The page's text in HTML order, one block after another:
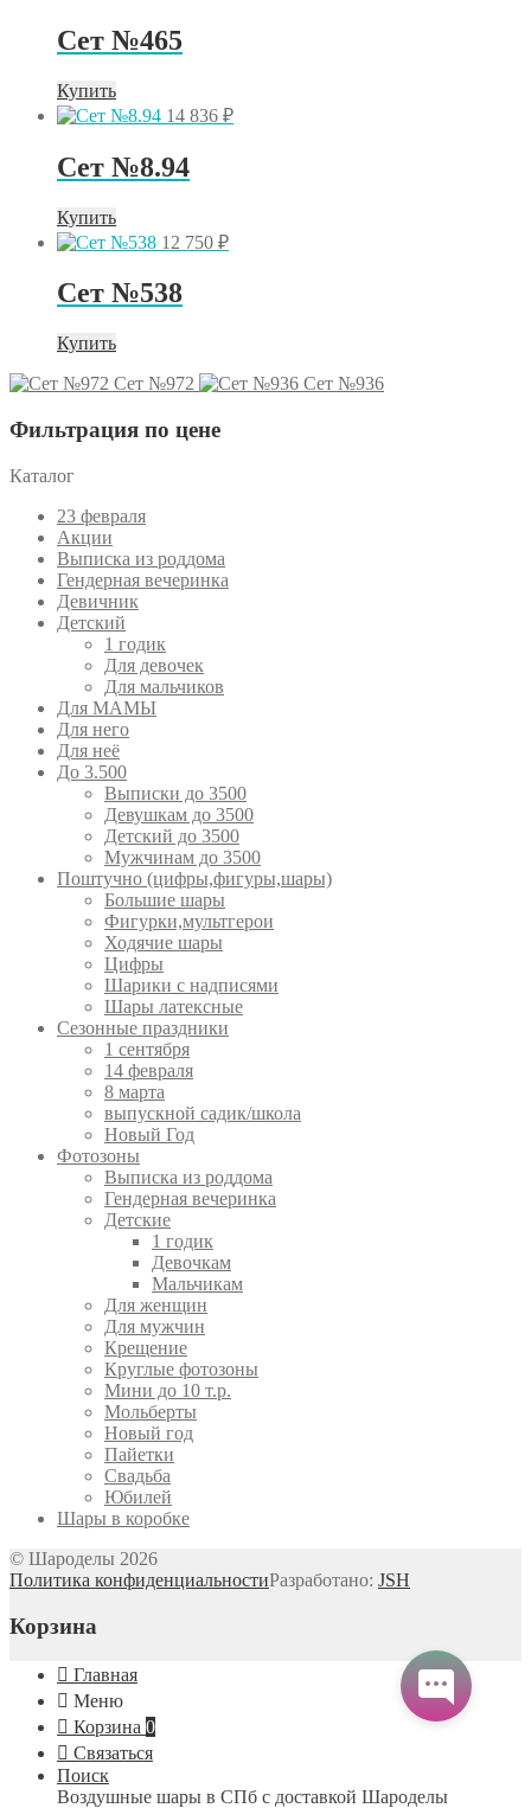
Сет №465
Купить
14 836 ₽
Сет №8.94
Купить
12 750 ₽
Сет №538
Купить
Сет №972
Сет №936
Фильтрация по цене
Каталог
23 февраля
Акции
Выписка из роддома
Гендерная вечеринка
Девичник
Детский
1 годик
Для девочек
Для мальчиков
Для МАМЫ
Для него
Для неё
До 3.500
Выписки до 3500
Девушкам до 3500
Детский до 3500
Мужчинам до 3500
Поштучно (цифры,фигуры,шары)
Большие шары
Фигурки,мультгерои
Ходячие шары
Цифры
Шарики с надписями
Шары латексные
Сезонные праздники
1 сентября
14 февраля
8 марта
выпускной садик/школа
Новый Год
Фотозоны
Выписка из роддома
Гендерная вечеринка
Детские
1 годик
Девочкам
Мальчикам
Для женщин
Для мужчин
Крещение
Круглые фотозоны
Мини до 10 т.р.
Мольберты
Новый год
Пайетки
Свадьба
Юбилей
Шары в коробке
© Шароделы 2026
Политика конфиденциальностиРазработано: JSH
Корзина
Главная
Меню
Корзина 0
Связаться
Поиск
Воздушные шары в СПб с доставкой Шароделы